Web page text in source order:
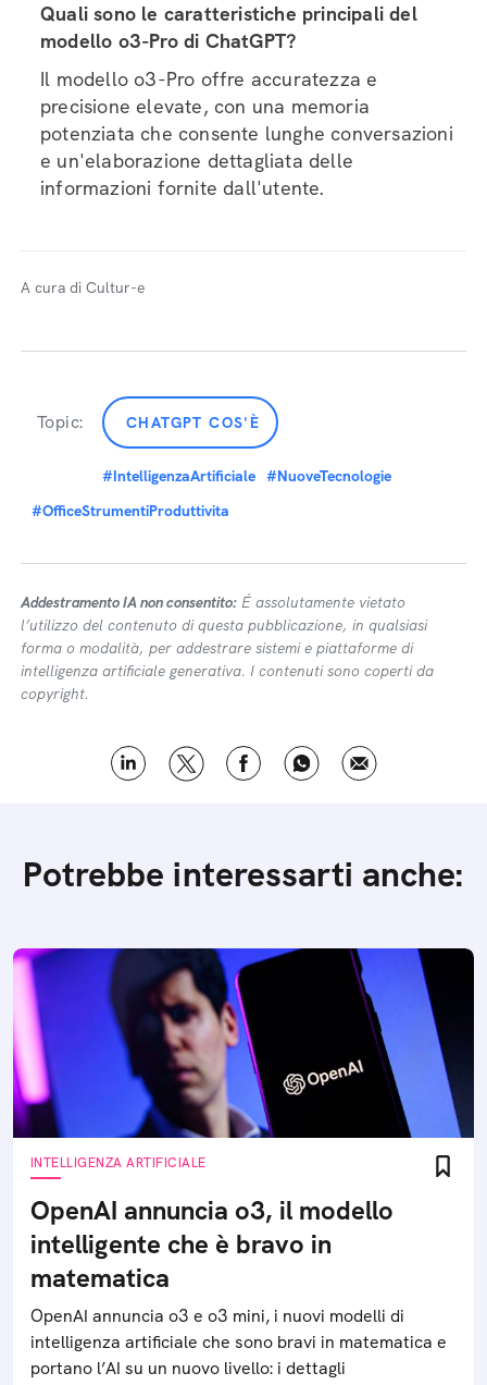
Quali sono le caratteristiche principali del
modello o3-Pro di ChatGPT?
Il modello o3-Pro offre accuratezza e
precisione elevate, con una memoria
potenziata che consente lunghe conversazioni
e un'elaborazione dettagliata delle
informazioni fornite dall'utente.
A cura di Cultur-e
Topic: CHATGPT COS'È
#IntelligenzaArtificiale #NuoveTecnologie
#OfficeStrumentiProduttivita
Addestramento IA non consentito: É assolutamente vietato
l’utilizzo del contenuto di questa pubblicazione, in qualsiasi
forma o modalità, per addestrare sistemi e piattaforme di
intelligenza artificiale generativa. I contenuti sono coperti da
copyright.
Potrebbe interessarti anche:
INTELLIGENZA ARTIFICIALE
OpenAI annuncia o3, il modello
intelligente che è bravo in
matematica
OpenAI annuncia o3 e o3 mini, i nuovi modelli di
intelligenza artificiale che sono bravi in matematica e
portano l’AI su un nuovo livello: i dettagli